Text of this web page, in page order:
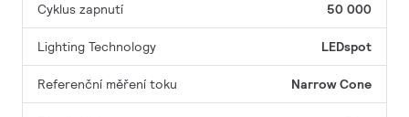
Cyklus zapnutí 50 000
Lighting Technology LEDspot
Referenční měření toku Narrow Cone